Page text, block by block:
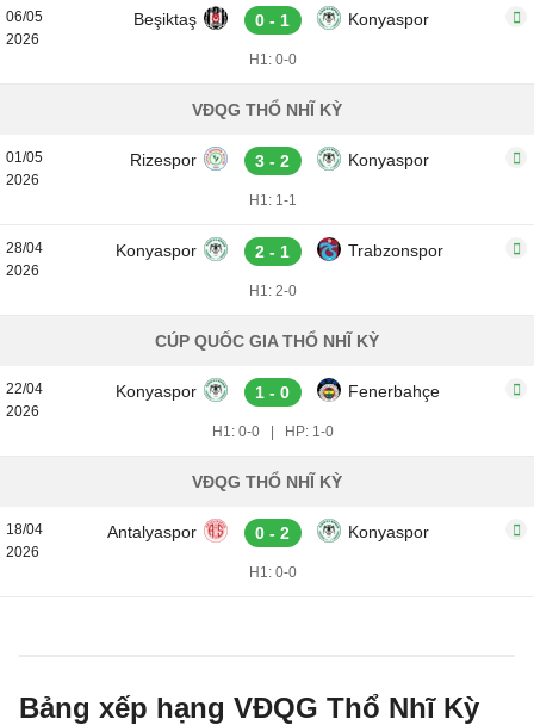
06/05
2026
Beşiktaş 0 - 1 Konyaspor
H1: 0-0
VĐQG THỔ NHĨ KỲ
01/05
2026
Rizespor 3 - 2 Konyaspor
H1: 1-1
28/04
2026
Konyaspor 2 - 1 Trabzonspor
H1: 2-0
CÚP QUỐC GIA THỔ NHĨ KỲ
22/04
2026
Konyaspor 1 - 0 Fenerbahçe
H1: 0-0 HP: 1-0
VĐQG THỔ NHĨ KỲ
18/04
2026
Antalyaspor 0 - 2 Konyaspor
H1: 0-0
Bảng xếp hạng VĐQG Thổ Nhĩ Kỳ